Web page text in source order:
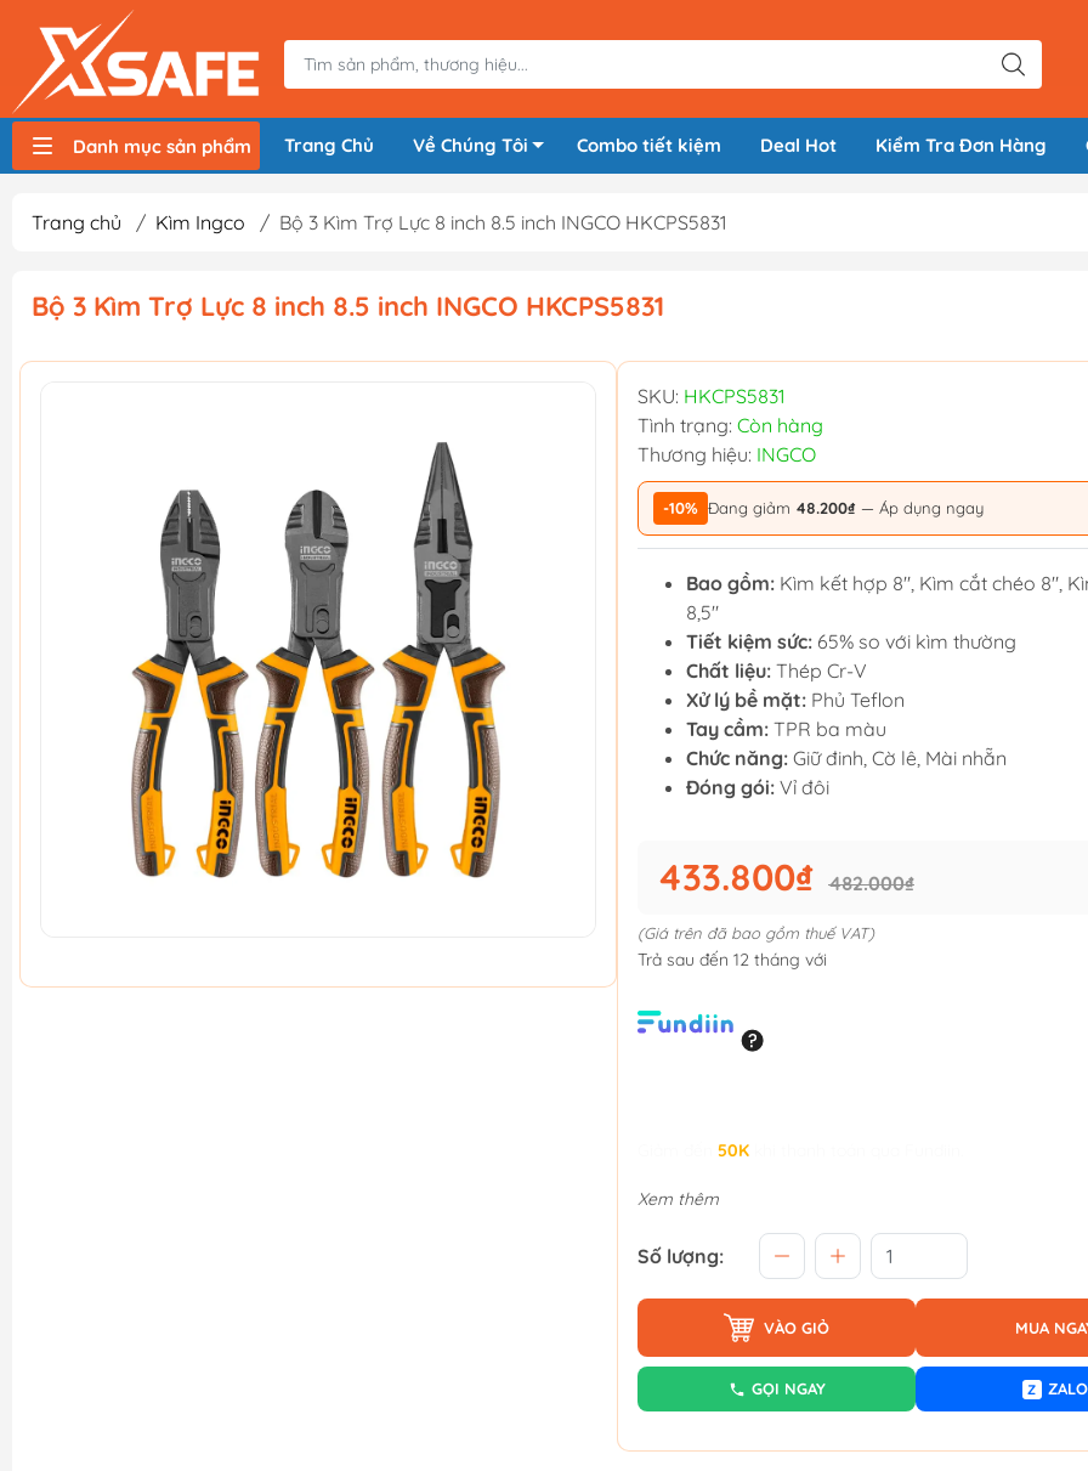
Danh mục sản phẩm Trang Chủ Về Chúng Tôi Combo tiết kiệm Deal Hot Kiểm Tra Đơn Hàng
Trang chủ / Kìm Ingco / Bộ 3 Kìm Trợ Lực 8 inch 8.5 inch INGCO HKCPS5831
Bộ 3 Kìm Trợ Lực 8 inch 8.5 inch INGCO HKCPS5831
SKU: HKCPS5831
Tình trạng: Còn hàng
Thương hiệu: INGCO
-10% Đang giảm 48.200₫ — Áp dụng ngay
Bao gồm: Kìm kết hợp 8", Kìm cắt chéo 8",
8,5"
Tiết kiệm sức: 65% so với kìm thường
Chất liệu: Thép Cr-V
Xử lý bề mặt: Phủ Teflon
Tay cầm: TPR ba màu
Chức năng: Giữ đinh, Cờ lê, Mài nhẵn
Đóng gói: Vỉ đôi
433.800₫ 482.000₫
(Giá trên đã bao gồm thuế VAT)
Trả sau đến 12 tháng với
50K
Xem thêm
Số lượng:
VÀO GIỎ MUA
GỌI NGAY Z ZALO